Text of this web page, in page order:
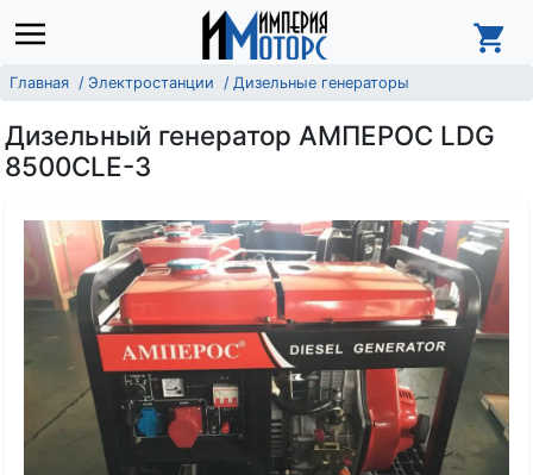
Главная Электростанции Дизельные генераторы
Дизельный генератор АМПЕРОС LDG
8500CLE-3